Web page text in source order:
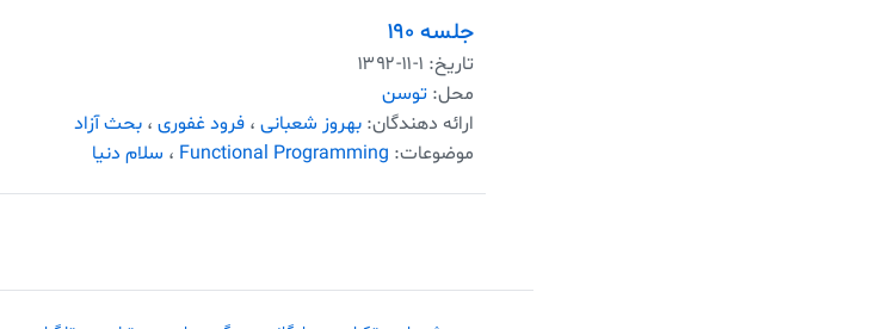
جلسه ۱۹۰
تاریخ: ۱۳۹۲-۱۱-۱
محل: توسن
ارائه دهندگان: بهروز شعبانی ، فرود غفوری ، بحث آزاد
موضوعات: Functional Programming ، سلام دنیا